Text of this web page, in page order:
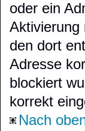
oder ein
Aktivierung
den dort
Adresse
blockiert
korrekt
Nach